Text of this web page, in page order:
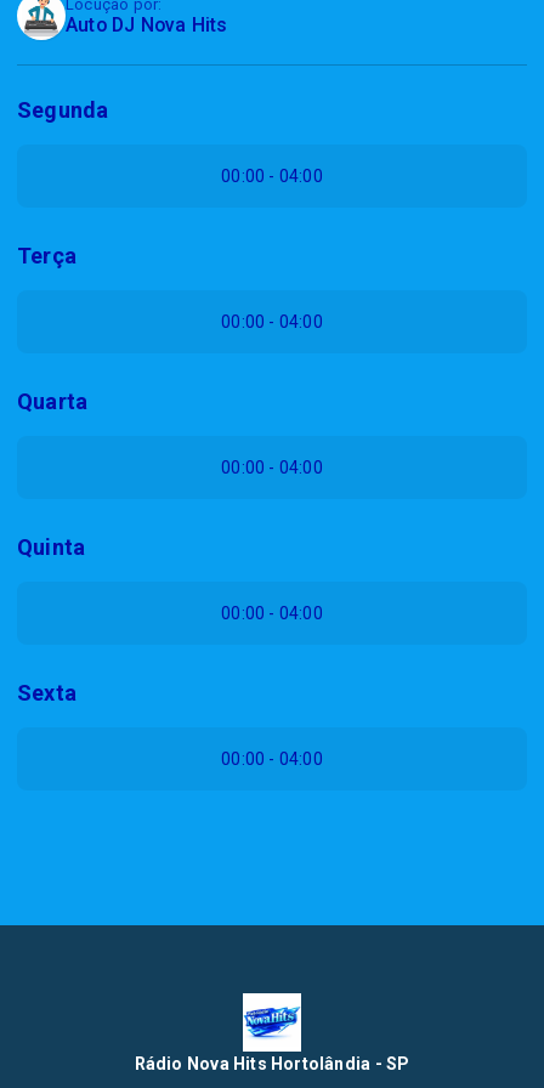
Locução por:
Auto DJ Nova Hits
Segunda
00:00 - 04:00
Terça
00:00 - 04:00
Quarta
00:00 - 04:00
Quinta
00:00 - 04:00
Sexta
00:00 - 04:00
Rádio Nova Hits Hortolândia - SP